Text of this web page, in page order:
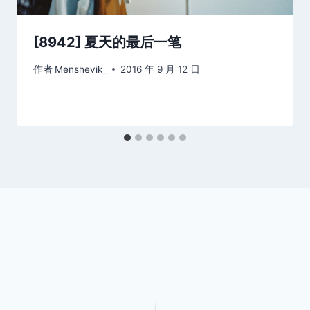
[8942] 夏天的最后一笔
作者 Menshevik_ 2016 年 9 月 12 日